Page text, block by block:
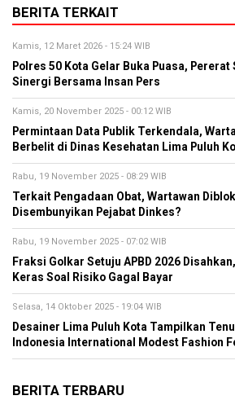
BERITA TERKAIT
Kamis, 12 Maret 2026 - 15:24 WIB
Polres 50 Kota Gelar Buka Puasa,
Sinergi Bersama Insan Pers
Kamis, 20 November 2025 - 00:12 WIB
Permintaan Data Publik Terkendala,
Berbelit di Dinas Kesehatan Lima Puluh
Rabu, 19 November 2025 - 08:29 WIB
Terkait Pengadaan Obat, Wartawan
Disembunyikan Pejabat Dinkes?
Rabu, 19 November 2025 - 07:02 WIB
Fraksi Golkar Setuju APBD 2026
Keras Soal Risiko Gagal Bayar
Selasa, 14 Oktober 2025 - 19:04 WIB
Desainer Lima Puluh Kota Tampilkan
Indonesia International Modest Fashion
BERITA TERBARU